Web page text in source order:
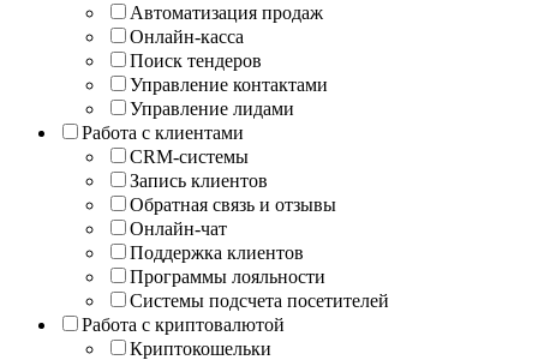
Автоматизация продаж
Онлайн-касса
Поиск тендеров
Управление контактами
Управление лидами
Работа с клиентами
CRM-системы
Запись клиентов
Обратная связь и отзывы
Онлайн-чат
Поддержка клиентов
Программы лояльности
Системы подсчета посетителей
Работа с криптовалютой
Криптокошельки